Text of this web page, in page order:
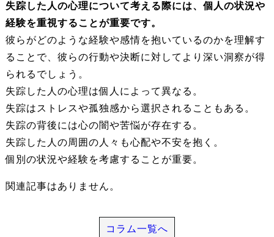
失踪した人の心理について考える際には、個人の状況や
経験を重視することが重要です。
彼らがどのような経験や感情を抱いているのかを理解す
ることで、彼らの行動や決断に対してより深い洞察が得
られるでしょう。
失踪した人の心理は個人によって異なる。
失踪はストレスや孤独感から選択されることもある。
失踪の背後には心の闇や苦悩が存在する。
失踪した人の周囲の人々も心配や不安を抱く。
個別の状況や経験を考慮することが重要。
関連記事はありません。
コラム一覧へ